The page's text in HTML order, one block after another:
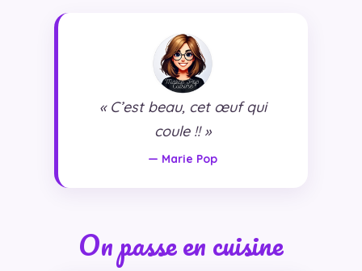
« C’est beau, cet œuf qui
coule !! »
— Marie Pop
On passe en cuisine